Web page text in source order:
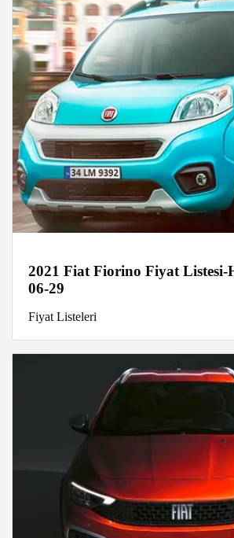
2021 Fiat Fiorino Fiyat Listesi-
06-29
Fiyat Listeleri